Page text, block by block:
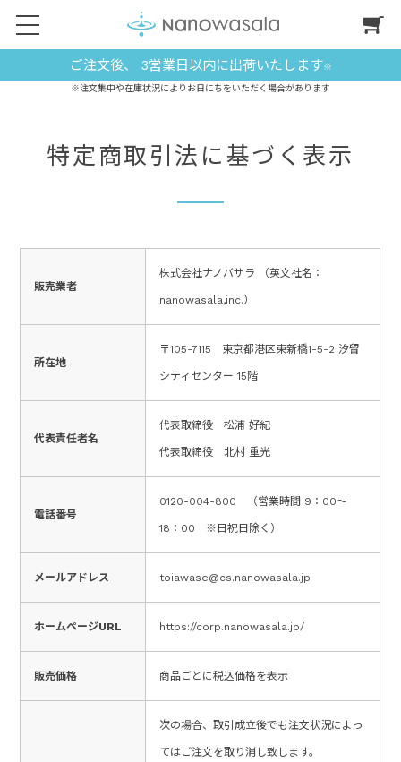
ご注文後、 3営業日以内に出荷いたします※
※注文集中や在庫状況によりお日にちをいただく場合があります
特定商取引法に基づく表示
販売業者
株式会社ナノバサラ （英文社名：
nanowasala,inc.）
所在地
〒105-7115 東京都港区東新橋1-5-2 汐留
シティセンター 15階
代表責任者名
代表取締役 松浦 好紀
代表取締役 北村 重光
電話番号
0120-004-800 （営業時間 9：00～
18：00 ※日祝日除く）
メールアドレス toiawase@cs.nanowasala.jp
ホームページURL https://corp.nanowasala.jp/
販売価格 商品ごとに税込価格を表示
次の場合、取引成立後でも注文状況によっ
てはご注文を取り消し致します。